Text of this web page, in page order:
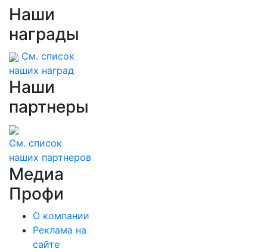
Какие переводы могут заблокировать
Наши
награды
См. список
наших наград
Наши
партнеры
См. список
наших партнеров
Медиа
Профи
О компании
Реклама на
сайте